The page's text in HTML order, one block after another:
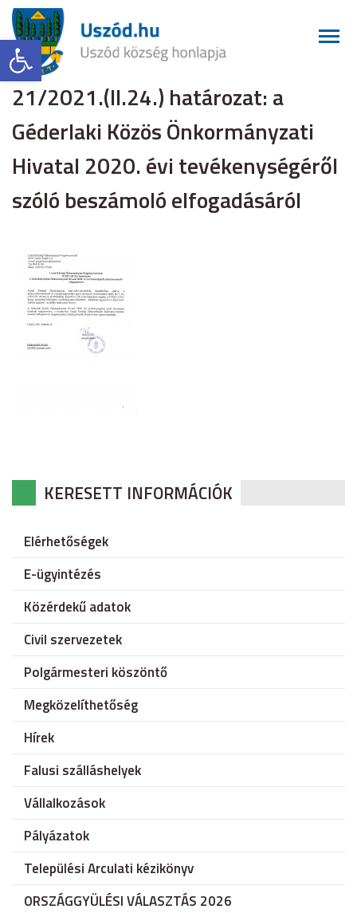
Eszköztár megnyitása
21/2021.(II.24.) határozat: a
Géderlaki Közös Önkormányzati
Hivatal 2020. évi tevékenységéről
szóló beszámoló elfogadásáról
KERESETT INFORMÁCIÓK
Elérhetőségek
E-ügyintézés
Közérdekű adatok
Civil szervezetek
Polgármesteri köszöntő
Megközelíthetőség
Hírek
Falusi szálláshelyek
Vállalkozások
Pályázatok
Települési Arculati kézikönyv
ORSZÁGGYÜLÉSI VÁLASZTÁS 2026